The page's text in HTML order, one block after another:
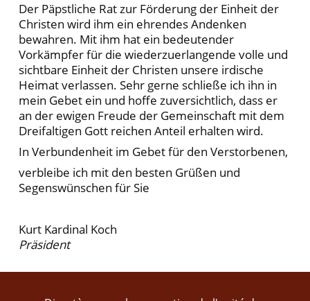
Der Päpstliche Rat zur Förderung der Einheit der
Christen wird ihm ein ehrendes Andenken
bewahren. Mit ihm hat ein bedeutender
Vorkämpfer für die wiederzuerlangende volle und
sichtbare Einheit der Christen unsere irdische
Heimat verlassen. Sehr gerne schließe ich ihn in
mein Gebet ein und hoffe zuversichtlich, dass er
an der ewigen Freude der Gemeinschaft mit dem
Dreifaltigen Gott reichen Anteil erhalten wird.
In Verbundenheit im Gebet für den Verstorbenen,
verbleibe ich mit den besten Grüßen und
Segenswünschen für Sie
Kurt Kardinal Koch
Präsident